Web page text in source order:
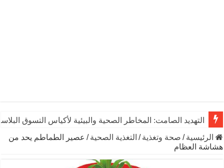
التهديد الصامت: المخاطر الصحية والبيئية لأكياس التسوق
الرئيسية / صحة وتغذية / التغذية الصحية / عصير الطماطم يحد من
هشاشة العظام